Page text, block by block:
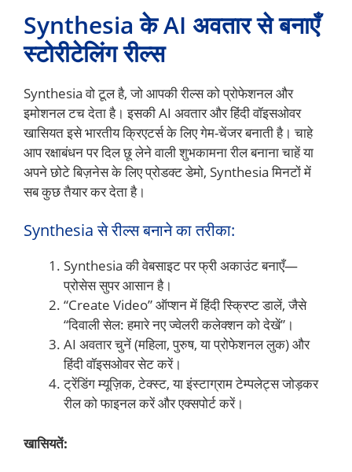
Synthesia के AI अवतार से बनाएँ
स्टोरीटेलिंग रील्स
Synthesia वो टूल है, जो आपकी रील्स को प्रोफेशनल और
इमोशनल टच देता है। इसकी AI अवतार और हिंदी वॉइसओवर
खासियत इसे भारतीय क्रिएटर्स के लिए गेम-चेंजर बनाती है। चाहे
आप रक्षाबंधन पर दिल छू लेने वाली शुभकामना रील बनाना चाहें या
अपने छोटे बिज़नेस के लिए प्रोडक्ट डेमो, Synthesia मिनटों में
सब कुछ तैयार कर देता है।
Synthesia से रील्स बनाने का तरीका:
Synthesia की वेबसाइट पर फ्री अकाउंट बनाएँ—
प्रोसेस सुपर आसान है।
“Create Video” ऑप्शन में हिंदी स्क्रिप्ट डालें, जैसे
“दिवाली सेल: हमारे नए ज्वेलरी कलेक्शन को देखें”।
AI अवतार चुनें (महिला, पुरुष, या प्रोफेशनल लुक) और
हिंदी वॉइसओवर सेट करें।
ट्रेंडिंग म्यूज़िक, टेक्स्ट, या इंस्टाग्राम टेम्पलेट्स जोड़कर
रील को फाइनल करें और एक्सपोर्ट करें।
खासियतें: